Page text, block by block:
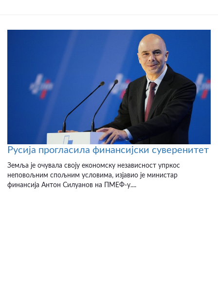
Русија прогласила финансијски суверенитет
Земља је очувала своју економску независност упркос
неповољним спољним условима, изјавио је министар
финансија Антон Силуанов на ПМЕФ-у....